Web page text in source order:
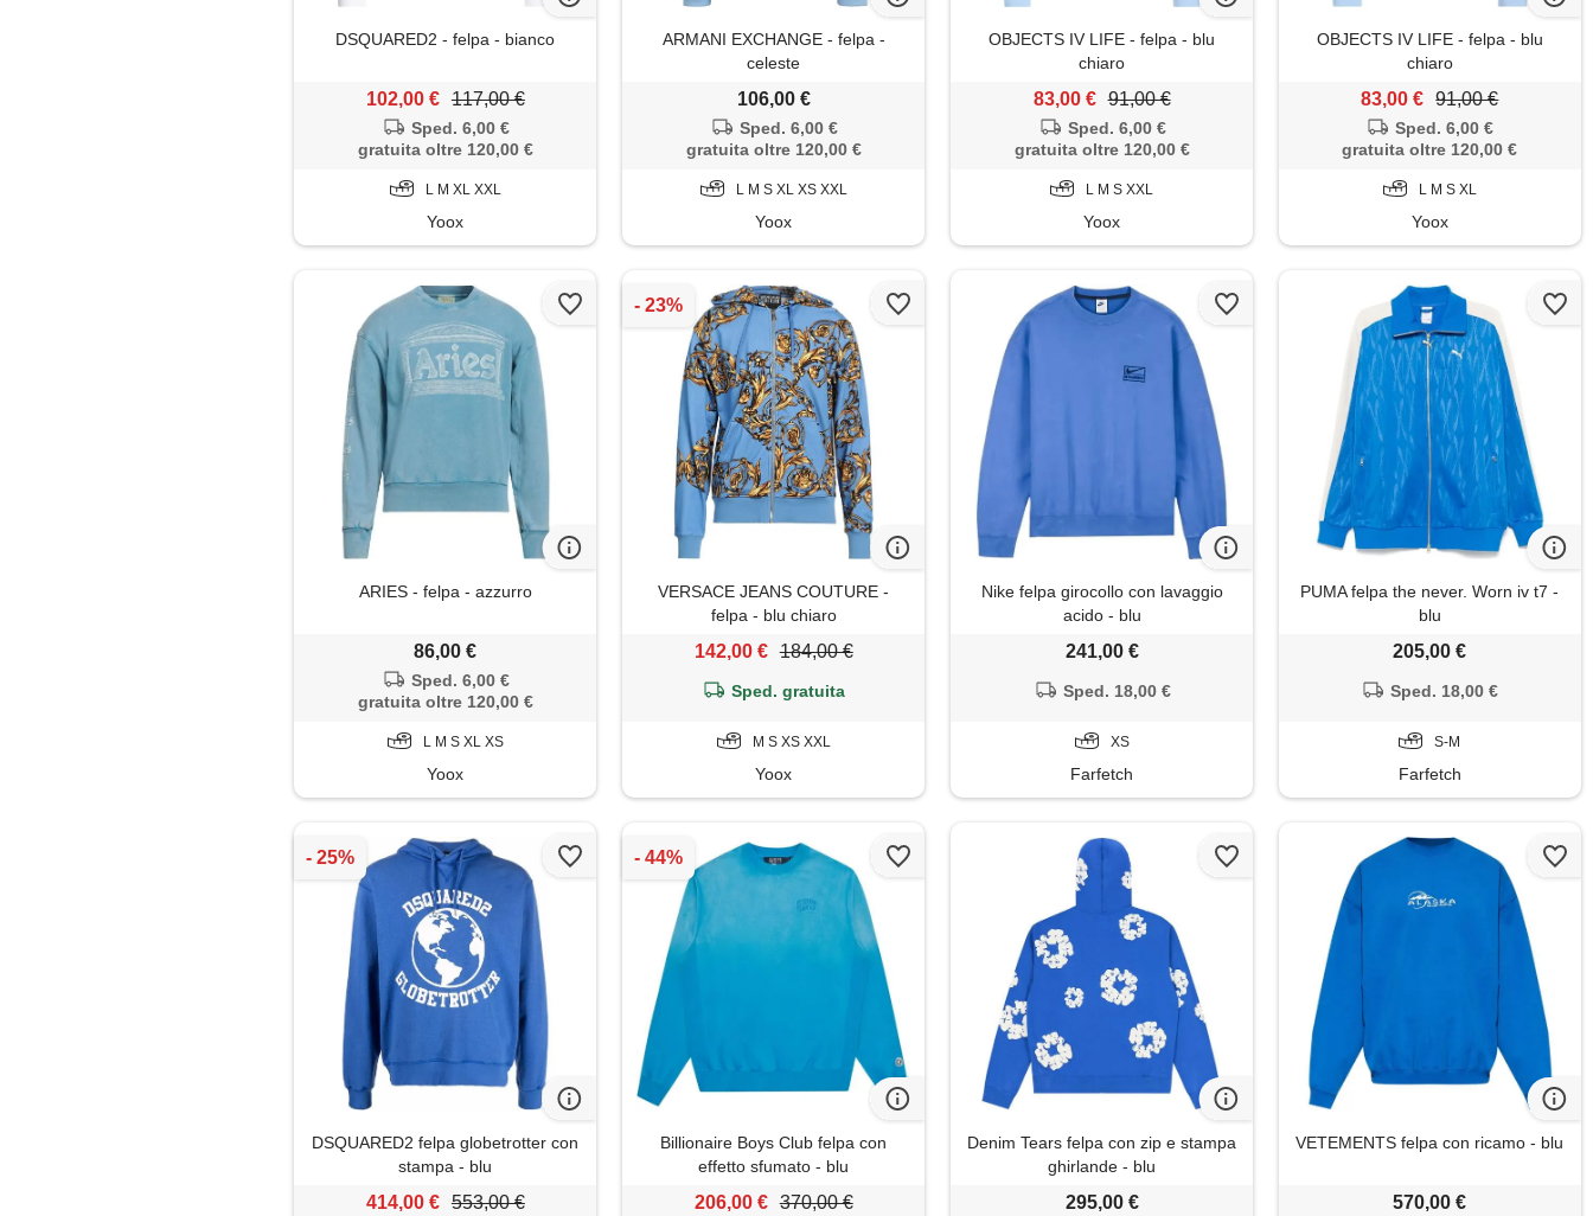
DSQUARED2 - felpa - bianco
102,00 € 117,00 €
Sped. 6,00 €
gratuita oltre 120,00 €
L M XL XXL
Yoox
ARMANI EXCHANGE - felpa -
celeste
106,00 €
Sped. 6,00 €
gratuita oltre 120,00 €
L M S XL XS XXL
Yoox
OBJECTS IV LIFE - felpa - blu
chiaro
83,00 € 91,00 €
Sped. 6,00 €
gratuita oltre 120,00 €
L M S XXL
Yoox
OBJECTS IV LIFE - felpa - blu
chiaro
83,00 € 91,00 €
Sped. 6,00 €
gratuita oltre 120,00 €
L M S XL
Yoox
ARIES - felpa - azzurro
86,00 €
Sped. 6,00 €
gratuita oltre 120,00 €
L M S XL XS
Yoox
VERSACE JEANS COUTURE -
felpa - blu chiaro
142,00 € 184,00 €
Sped. gratuita
M S XS XXL
Yoox
Nike felpa girocollo con lavaggio
acido - blu
241,00 €
Sped. 18,00 €
XS
Farfetch
PUMA felpa the never. Worn iv t7 -
blu
205,00 €
Sped. 18,00 €
S-M
Farfetch
DSQUARED2 felpa globetrotter con
stampa - blu
414,00 € 553,00 €
Billionaire Boys Club felpa con
effetto sfumato - blu
206,00 € 370,00 €
Denim Tears felpa con zip e stampa
ghirlande - blu
295,00 €
VETEMENTS felpa con ricamo - blu
570,00 €